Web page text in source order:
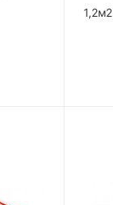
1,2м2